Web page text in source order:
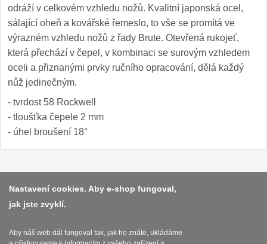
odráží v celkovém vzhledu nožů. Kvalitní japonská ocel,
sálající oheň a kovářské řemeslo, to vše se promítá ve
výrazném vzhledu nožů z řady Brute. Otevřená rukojeť,
která přechází v čepel, v kombinaci se surovým vzhledem
oceli a přiznanými prvky ručního opracování, dělá každý
nůž jedinečným.
- tvrdost 58 Rockwell
- tloušťka čepele 2 mm
- úhel broušení 18°
Platba a dodávka
Obchodní podmínky
Zasady zpracovani osobnich udaju
Nastavení cookies. Aby e-shop fungoval,
jak jste zvyklí.
Aby náš web dál fungoval tak, jak ho znáte, ukládáme